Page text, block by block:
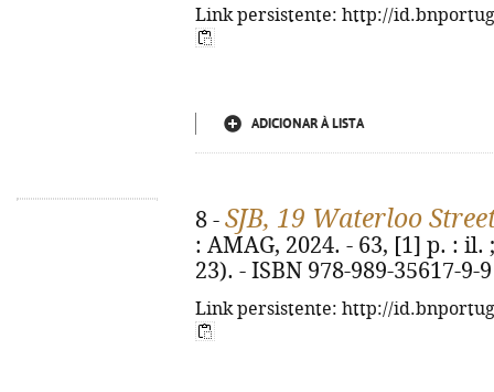
Link persistente: http://
ADICIONAR À LISTA
8 - SJB, 19 Waterloo
: AMAG, 2024. - 63, [1] p. :
23). - ISBN 978-989-35617-9-9
Link persistente: http://